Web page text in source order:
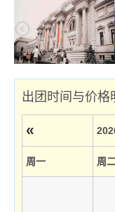
出团时间与价格
«
周一 周